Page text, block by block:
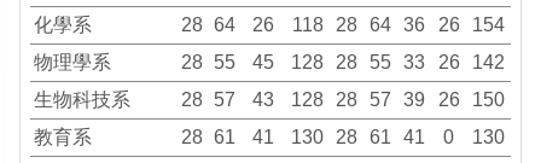
化學系 28 64 26 118 28 64 36 26
154
物理學系
28 55 45 128 28 55 33 26
142
生物科技系
28 57 43 128 28 57 39 26
150
教育系
28 61 41 130 28 61 41 0
130